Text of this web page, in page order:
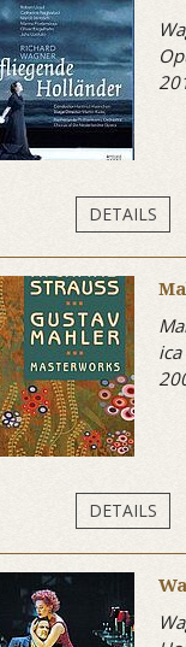
DETAILS
DETAILS